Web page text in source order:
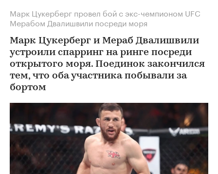
Марк Цукерберг провел бой с экс-чемпионом UFC
Мерабом Двалишвили посреди моря
Марк Цукерберг и Мераб Двалишвили
устроили спарринг на ринге посреди
открытого моря. Поединок закончился
тем, что оба участника побывали за
бортом